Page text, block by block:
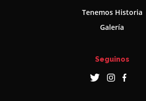
Tenemos Historia
Galería
Seguinos